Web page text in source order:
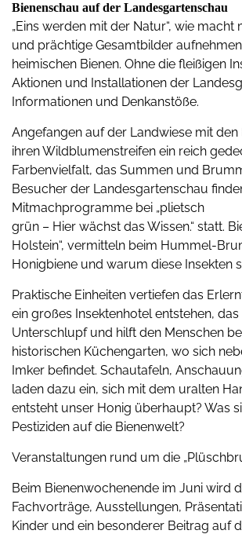
Bienenschau auf der Landesgartenschau
„Eins werden mit der Natur“, wie
und prächtige Gesamtbilder
heimischen Bienen. Ohne die fleißigen
Aktionen und Installationen der
Informationen und Denkanstöße.
Angefangen auf der Landwiese mit
ihren Wildblumenstreifen ein reich
Farbenvielfalt, das Summen und
Besucher der Landesgartenschau
Mitmachprogramme bei „plietsch
grün – Hier wächst das Wissen.“ statt.
Holstein“, vermitteln beim Hummel-
Honigbiene und warum diese Insekten
Praktische Einheiten vertiefen das
ein großes Insektenhotel entstehen,
Unterschlupf und hilft den Menschen
historischen Küchengarten, wo sich
Imker befindet. Schautafeln,
laden dazu ein, sich mit dem uralten
entsteht unser Honig überhaupt? Was
Pestiziden auf die Bienenwelt?
Veranstaltungen rund um die
Beim Bienenwochenende im Juni wird
Fachvorträge, Ausstellungen,
Kinder und ein besonderer Beitrag auf